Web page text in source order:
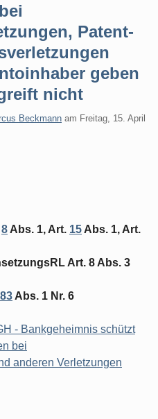
Patent-
geben
nicht
Beckmann am Freitag, 15. April
8 Abs. 1, Art. 15 Abs. 1, Art.
Art. 8 Abs. 3
Abs. 1 Nr. 6
- Bankgeheimnis schützt
bei
anderen Verletzungen